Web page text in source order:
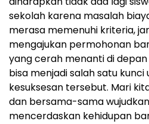
sekolah karena masalah
merasa memenuhi kriteria,
mengajukan permohonan
yang cerah menanti di
bisa menjadi salah satu
kesuksesan tersebut. Mari
dan bersama-sama
mencerdaskan kehidupan